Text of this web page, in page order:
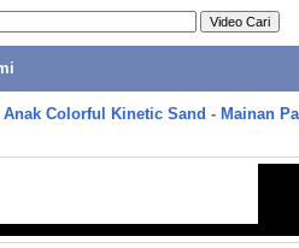
Anak Colorful Kinetic Sand - Mainan